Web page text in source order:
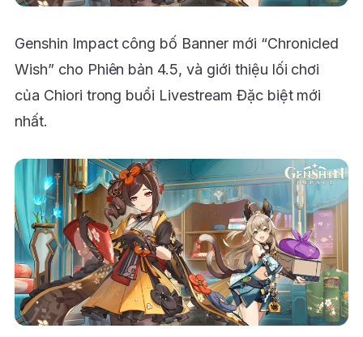
Genshin Impact công bố Banner mới “Chronicled
Wish” cho Phiên bản 4.5, và giới thiệu lối chơi
của Chiori trong buổi Livestream Đặc biệt mới
nhất.